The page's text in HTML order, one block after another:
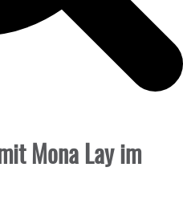
Mona Lay im